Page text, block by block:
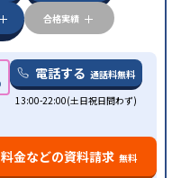
合格実績
電話する 通話料無料
13:00-22:00(土日祝日問わず)
料金などの資料請求 無料